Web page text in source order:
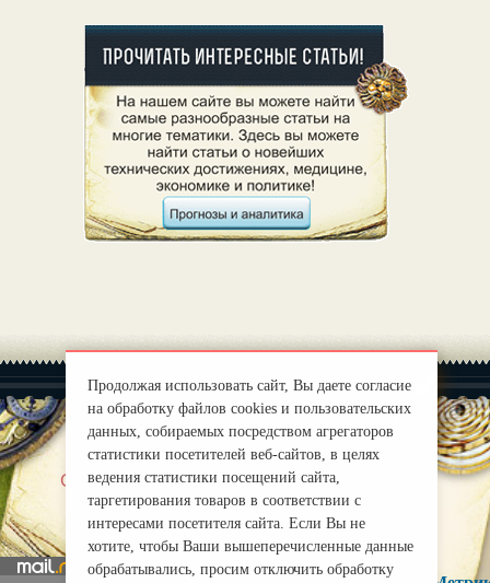
О нас |
mirprognoz@mail.ru
Продолжая использовать сайт, Вы даете согласие
на обработку файлов cookies и пользовательских
данных, собираемых посредством агрегаторов
статистики посетителей веб-сайтов, в целях
ведения статистики посещений сайта,
таргетирования товаров в соответствии с
интересами посетителя сайта. Если Вы не
хотите, чтобы Ваши вышеперечисленные данные
обрабатывались, просим отключить обработку